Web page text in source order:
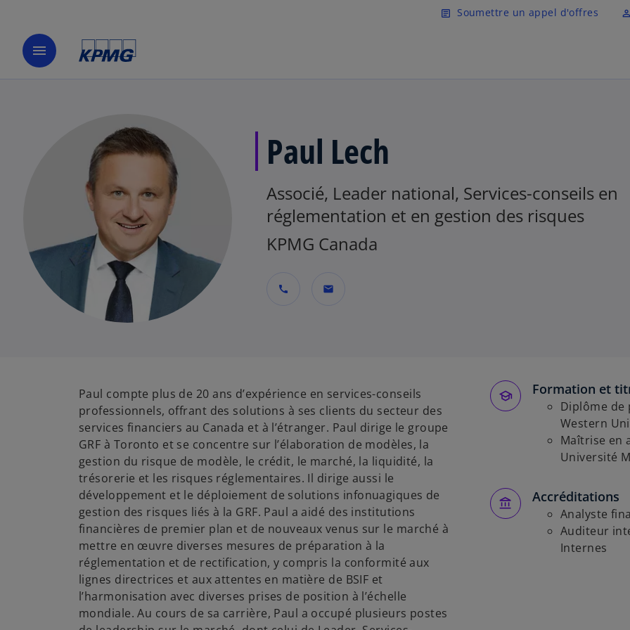
Skip to main content
article Soumettre un appel d'offres perm_identity
menu
Paul Lech
Associé, Leader national, Services-conseils en
réglementation et en gestion des risques
KPMG Canada
call mail
Paul compte plus de 20 ans d’expérience en services-conseils
professionnels, offrant des solutions à ses clients du secteur des
services financiers au Canada et à l’étranger. Paul dirige le groupe
GRF à Toronto et se concentre sur l’élaboration de modèles, la
gestion du risque de modèle, le crédit, le marché, la liquidité, la
trésorerie et les risques réglementaires. Il dirige aussi le
développement et le déploiement de solutions infonuagiques de
gestion des risques liés à la GRF. Paul a aidé des institutions
financières de premier plan et de nouveaux venus sur le marché à
mettre en œuvre diverses mesures de préparation à la
réglementation et de rectification, y compris la conformité aux
lignes directrices et aux attentes en matière de BSIF et
l’harmonisation avec diverses prises de position à l’échelle
mondiale. Au cours de sa carrière, Paul a occupé plusieurs postes
Formation et
Diplôme de
Western
Maîtrise en
Université
Accréditations
Analyste
Auditeur
Internes